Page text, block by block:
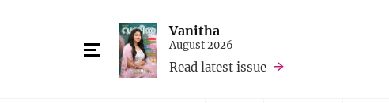
Vanitha
August 2026
Read latest issue